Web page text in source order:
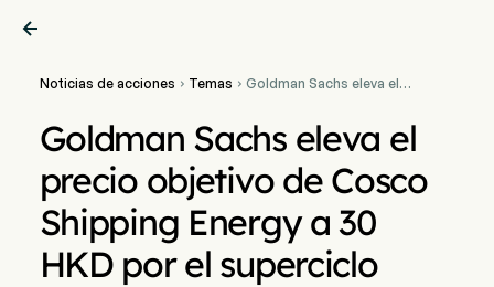

Noticias de acciones  Temas  Goldman Sachs eleva el
por el superciclo
Goldman Sachs eleva el
precio objetivo de Cosco
Shipping Energy a 30
HKD por el superciclo